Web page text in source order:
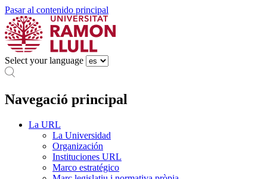
Pasar al contenido principal
Select your language
Navegació principal
La URL
La Universidad
Organización
Instituciones URL
Marco estratégico